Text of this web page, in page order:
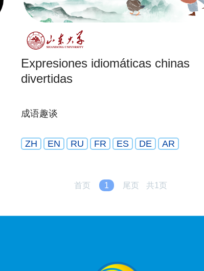
Expresiones idiomáticas chinas
divertidas
成语趣谈
ZH EN RU FR ES DE AR
首页 1 尾页 共1页